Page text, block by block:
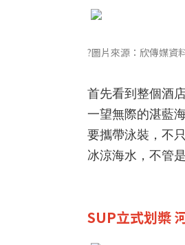
?圖片來源：欣傳媒資
首先看到整個酒
一望無際的湛藍
要攜帶泳裝，不
冰涼海水，不管
SUP立式划槳